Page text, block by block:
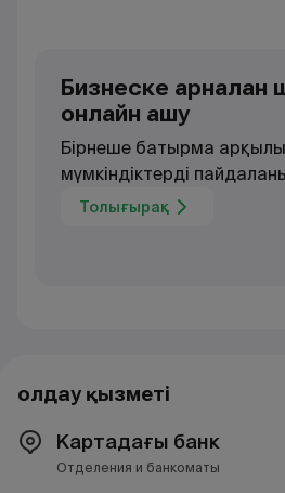
Бизнеске арналған
онлайн ашу
Бірнеше батырма арқылы
мүмкіндіктерді
Толығырақ
Қолдау қызметі
Картадағы банк
Отделения и банкоматы